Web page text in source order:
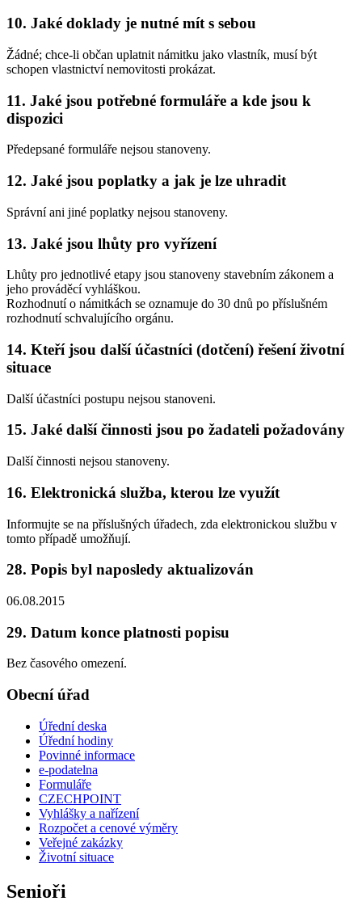
10. Jaké doklady je nutné mít s sebou
Žádné; chce-li občan uplatnit námitku jako vlastník, musí být
schopen vlastnictví nemovitosti prokázat.
11. Jaké jsou potřebné formuláře a kde jsou k
dispozici
Předepsané formuláře nejsou stanoveny.
12. Jaké jsou poplatky a jak je lze uhradit
Správní ani jiné poplatky nejsou stanoveny.
13. Jaké jsou lhůty pro vyřízení
Lhůty pro jednotlivé etapy jsou stanoveny stavebním zákonem a
jeho prováděcí vyhláškou.
Rozhodnutí o námitkách se oznamuje do 30 dnů po příslušném
rozhodnutí schvalujícího orgánu.
14. Kteří jsou další účastníci (dotčení) řešení životní
situace
Další účastníci postupu nejsou stanoveni.
15. Jaké další činnosti jsou po žadateli požadovány
Další činnosti nejsou stanoveny.
16. Elektronická služba, kterou lze využít
Informujte se na příslušných úřadech, zda elektronickou službu v
tomto případě umožňují.
28. Popis byl naposledy aktualizován
06.08.2015
29. Datum konce platnosti popisu
Bez časového omezení.
Obecní úřad
Úřední deska
Úřední hodiny
Povinné informace
e-podatelna
Formuláře
CZECHPOINT
Vyhlášky a nařízení
Rozpočet a cenové výměry
Veřejné zakázky
Životní situace
Senioři